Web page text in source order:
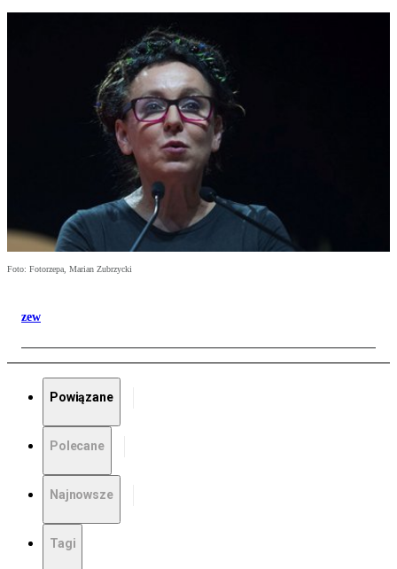
Foto: Fotorzepa, Marian Zubrzycki
zew
Powiązane
Polecane
Najnowsze
Tagi